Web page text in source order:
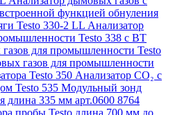
функцией обнуления
Testo 330-2 LL Анализатор
Testo 338 с BT
для промышленности Testo
газов для промышленности
Testo 350 Анализатор СО₂ с
Testo 535 Модульный зонд
длина 335 мм арт.0600 8764
пробы Testo длина 700 мм до